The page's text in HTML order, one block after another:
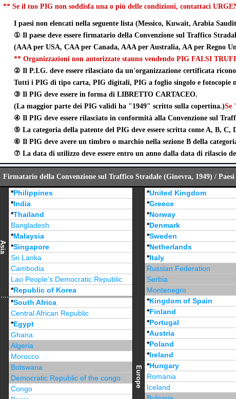
** Se il tuo PIG non soddisfa una o più delle condizioni, contattaci
I paesi non elencati nella seguente lista (Messico, Kuwait, Arabia
① Il paese deve essere firmatario della Convenzione sul Traffico
(AAA per USA, CAA per Canada, AAA per Australia, AA per Regno
** Organizzazioni non autorizzate stanno vendendo PIG FALSI
② Il P.I.G. deve essere rilasciato da un'organizzazione certificata
Tutti i PIG di tipo carta, PIG digitali, PIG a foglio singolo e fotocopie
③ Il PIG deve essere in forma di LIBRETTO CARTACEO.
(La maggior parte dei PIG validi ha "1949" scritto sulla copertina.)Se
④ Il PIG deve essere rilasciato in conformità alla Convenzione sul
⑤ La categoria della patente del PIG deve essere scritta come A, B, C,
⑥ Il PIG deve avere un timbro o marchio nella sezione B della
⑦ La data di utilizzo deve essere entro un anno dalla data di rilascio
Firmatario della Convenzione sul Traffico Stradale (Ginevra, 1949) /
Asia
*Philippines
*India
*Thailand
Bangladesh
*Malaysia
*Singapore
Sri Lanka
Cambodia
Lao People's Democratic Republic
*Republic of Korea
Brunei Darussalam
*South Africa
Central African Republic
*Egypt
Ghana
Algeria
Morocco
Botswana
Democratic Republic of the congo
Congo
Europe
*United Kingdom
*Greece
*Norway
*Denmark
*Sweden
*Netherlands
*Italy
Russian Federation
Serbia
Montenegro
*Kingdom of Spain
*Finland
*Portugal
*Austria
*Poland
*Ireland
*Hungary
Romania
Iceland